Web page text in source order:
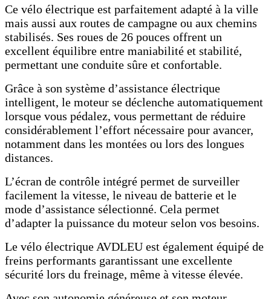
Ce vélo électrique est parfaitement adapté à la ville
mais aussi aux routes de campagne ou aux chemins
stabilisés. Ses roues de 26 pouces offrent un
excellent équilibre entre maniabilité et stabilité,
permettant une conduite sûre et confortable.
Grâce à son système d’assistance électrique
intelligent, le moteur se déclenche automatiquement
lorsque vous pédalez, vous permettant de réduire
considérablement l’effort nécessaire pour avancer,
notamment dans les montées ou lors des longues
distances.
L’écran de contrôle intégré permet de surveiller
facilement la vitesse, le niveau de batterie et le
mode d’assistance sélectionné. Cela permet
d’adapter la puissance du moteur selon vos besoins.
Le vélo électrique AVDLEU est également équipé de
freins performants garantissant une excellente
sécurité lors du freinage, même à vitesse élevée.